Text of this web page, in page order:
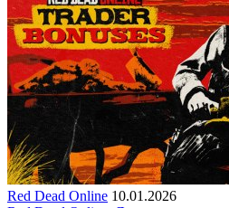
Red Dead Online 10.01.2026